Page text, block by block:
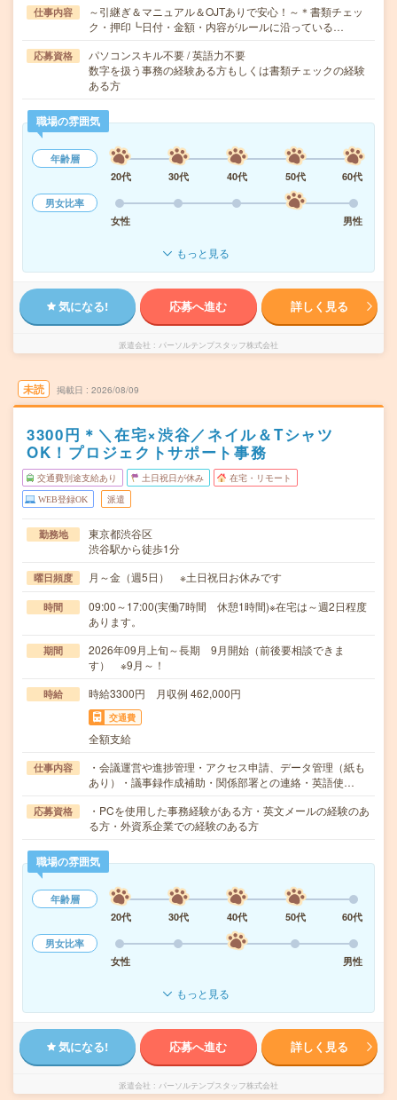
仕事内容
～引継ぎ＆マニュアル＆OJTありで安心！～＊書類チェッ
ク・押印┗日付・金額・内容がルールに沿っている…
応募資格
パソコンスキル不要 / 英語力不要
数字を扱う事務の経験ある方もしくは書類チェックの経験
ある方
職場の雰囲気
年齢層
20代
30代 40代 50代
60代
男女比率
女性
男性
もっと見る
気になる! 応募へ進む 詳しく見る
派遣会社 パーソルテンプスタッフ株式会社
未読 掲載日 2026/08/09
3300円＊＼在宅×渋谷／ネイル＆Tシャツ
OK！プロジェクトサポート事務
交通費別途支給あり 土日祝日が休み 在宅・リモート
WEB登録OK 派遣
勤務地
東京都渋谷区
渋谷駅から徒歩1分
曜日頻度 月～金（週5日） ※土日祝日お休みです
時間
09:00～17:00(実働7時間 休憩1時間)※在宅は～週2日程度
あります。
期間
2026年09月上旬～長期 9月開始（前後要相談できま
す） ※9月～！
時給 時給3300円 月収例 462,000円
交通費
全額支給
仕事内容
・会議運営や進捗管理・アクセス申請、データ管理（紙も
あり）・議事録作成補助・関係部署との連絡・英語使…
応募資格
・PCを使用した事務経験がある方・英文メールの経験のあ
る方・外資系企業での経験のある方
職場の雰囲気
年齢層
20代
30代 40代 50代
60代
男女比率
女性
男性
もっと見る
気になる! 応募へ進む 詳しく見る
派遣会社 パーソルテンプスタッフ株式会社